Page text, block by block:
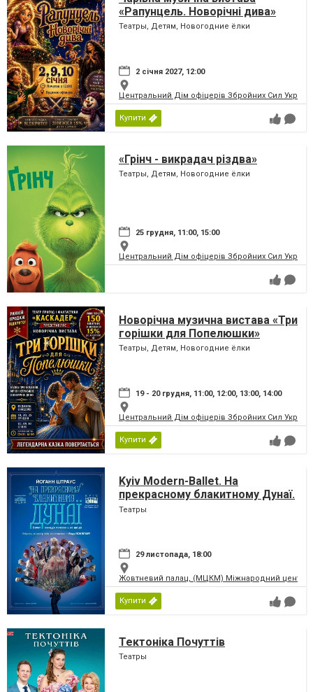
«Рапунцель. Новорічні дива»
Театры, Детям, Новогодние ёлки
2 січня 2027, 12:00
Центральний Дім офіцерів Збройних Сил
Купити
«Грінч - викрадач різдва»
Театры, Детям, Новогодние ёлки
25 грудня, 11:00, 15:00
Центральний Дім офіцерів Збройних Сил
Новорічна музична вистава «Три
горішки для Попелюшки»
Театры, Детям, Новогодние ёлки
19 - 20 грудня, 11:00, 12:00, 13:00, 14:00
Центральний Дім офіцерів Збройних Сил
Купити
Kyiv Modern-Ballet. На
прекрасному блакитному Дунаї.
Раду Поклітару
Театры
29 листопада, 18:00
Жовтневий палац, (МЦКМ) Міжнародний центр
Купити
Тектоніка Почуттів
Театры